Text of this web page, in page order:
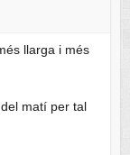
llarga i més
matí per tal